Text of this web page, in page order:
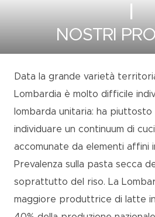
I
NOSTRI
Data la grande varietà
Lombardia è molto difficile
lombarda unitaria: ha piuttosto
individuare un continuum di
accomunate da elementi affini
Prevalenza sulla pasta secca
soprattutto del riso. La
maggiore produttrice di latte in